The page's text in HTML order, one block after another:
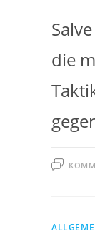
die